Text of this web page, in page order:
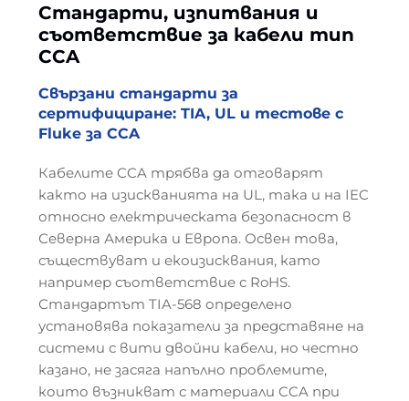
Стандарти, изпитвания и
съответствие за кабели тип
CCA
Свързани стандарти за
сертифициране: TIA, UL и тестове с
Fluke за CCA
Кабелите CCA трябва да отговарят
както на изискванията на UL, така и на IEC
относно електрическата безопасност в
Северна Америка и Европа. Освен това,
съществуват и екоизисквания, като
например съответствие с RoHS.
Стандартът TIA-568 определено
установява показатели за представяне на
системи с вити двойни кабели, но честно
казано, не засяга напълно проблемите,
които възникват с материали CCA при